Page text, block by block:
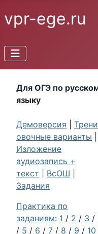
vpr-ege.ru
Для ОГЭ по
языку
Демоверсия
овочные варианты
Изложение
аудиозапись +
текст
ВсОШ
Задания
Практика по
заданиям: 1 / 2 / 3 /
/ 5 / 6 / 7 / 8 / 9 / 10